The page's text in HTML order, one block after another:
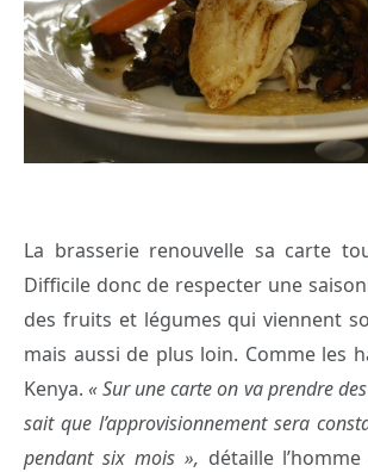
La brasserie renouvelle sa carte
Difficile donc de respecter une
des fruits et légumes qui viennent
mais aussi de plus loin. Comme les
Kenya.« Sur une carte on va prendre
sait que l’approvisionnement sera
pendant six mois », détaille